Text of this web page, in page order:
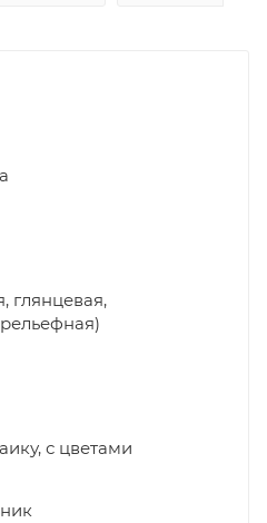
глянцевая,
с цветами